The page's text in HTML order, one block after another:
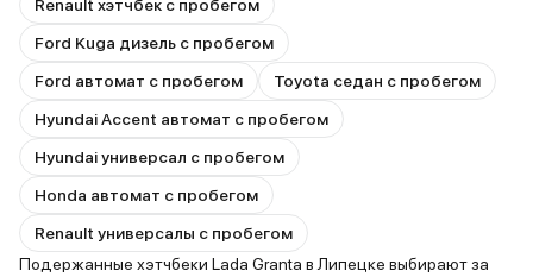
Renault хэтчбек с пробегом
Ford Kuga дизель с пробегом
Ford автомат с пробегом
Toyota седан с пробегом
Hyundai Accent автомат с пробегом
Hyundai универсал с пробегом
Honda автомат с пробегом
Renault универсалы с пробегом
Подержанные хэтчбеки Lada Granta в Липецке выбирают за